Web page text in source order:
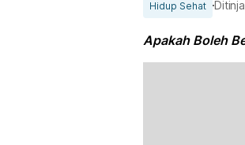
Hidup Sehat
Apakah Boleh